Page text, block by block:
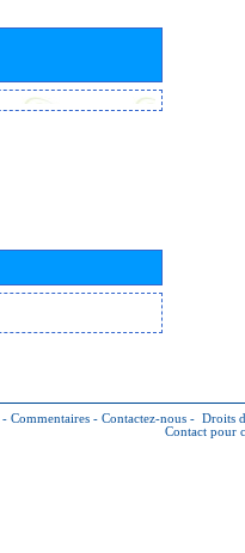
- Commentaires - Contactez-nous - Droits
Contact pour